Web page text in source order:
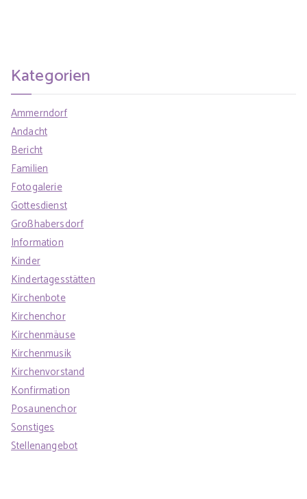
Kategorien
Ammerndorf
Andacht
Bericht
Familien
Fotogalerie
Gottesdienst
Großhabersdorf
Information
Kinder
Kindertagesstätten
Kirchenbote
Kirchenchor
Kirchenmäuse
Kirchenmusik
Kirchenvorstand
Konfirmation
Posaunenchor
Sonstiges
Stellenangebot